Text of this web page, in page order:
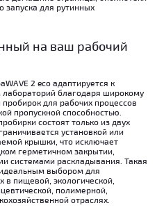
запуска для рутинных
на ваш рабочий
2 eco адаптируется к
благодаря широкому
для рабочих процессов
пропускной способностью.
состоят только из двух
установкой или
крышки, что исключает
герметичном закрытии,
системами раскладывания. Такая
идеальным выбором для
пищевой, экологической,
полимерной,
отраслях.